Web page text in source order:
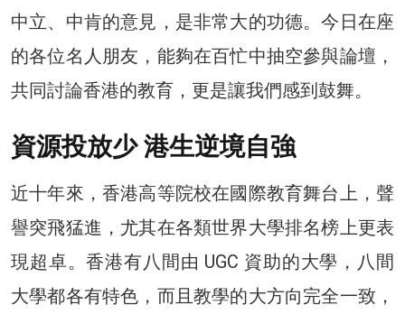
中立、中肯的意見，是非常大的功德。今日在座
的各位名人朋友，能夠在百忙中抽空參與論壇，
共同討論香港的教育，更是讓我們感到鼓舞。
資源投放少 港生逆境自強
近十年來，香港高等院校在國際教育舞台上，聲
譽突飛猛進，尤其在各類世界大學排名榜上更表
現超卓。香港有八間由 UGC 資助的大學，八間
大學都各有特色，而且教學的大方向完全一致，